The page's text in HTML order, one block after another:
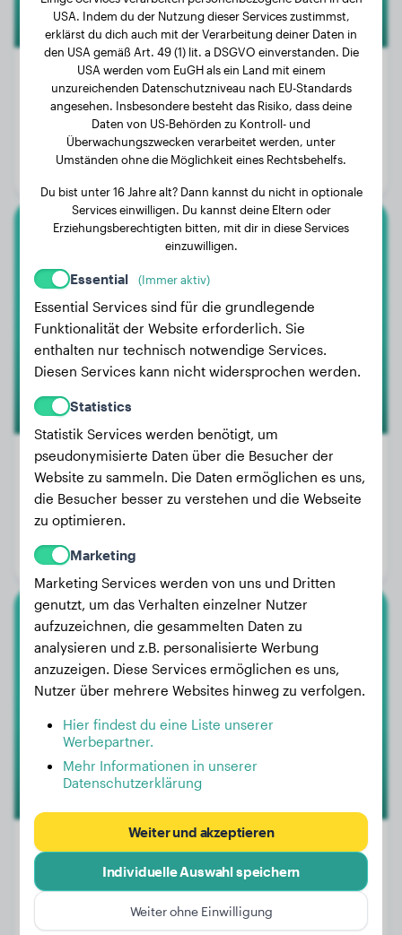
Gewicht:
Alter:
3 Jahre, 6 Monate
Golden Retriever
Kiara
Gewicht:
12 kg
Alter:
Geschlecht:
Rhodesian Ridgeback
Max
Gewicht:
19 kg
2 Jahre, 4 Monate
USA. Indem du der Nutzung dieser Services zustimmst,
erklärst du dich auch mit der Verarbeitung deiner Daten in
den USA gemäß Art. 49 (1) lit. a DSGVO einverstanden. Die
USA werden vom EuGH als ein Land mit einem
unzureichenden Datenschutzniveau nach EU-Standards
angesehen. Insbesondere besteht das Risiko, dass deine
Daten von US-Behörden zu Kontroll- und
Überwachungszwecken verarbeitet werden, unter
Umständen ohne die Möglichkeit eines Rechtsbehelfs.
Du bist unter 16 Jahre alt? Dann kannst du nicht in optionale
Services einwilligen. Du kannst deine Eltern oder
Erziehungsberechtigten bitten, mit dir in diese Services
einzuwilligen.
Essential (Immer aktiv)
Essential Services sind für die grundlegende
Funktionalität der Website erforderlich. Sie
enthalten nur technisch notwendige Services.
Diesen Services kann nicht widersprochen werden.
Statistics
Statistik Services werden benötigt, um
pseudonymisierte Daten über die Besucher der
Website zu sammeln. Die Daten ermöglichen es uns,
die Besucher besser zu verstehen und die Webseite
zu optimieren.
Marketing
Marketing Services werden von uns und Dritten
genutzt, um das Verhalten einzelner Nutzer
aufzuzeichnen, die gesammelten Daten zu
analysieren und z.B. personalisierte Werbung
anzuzeigen. Diese Services ermöglichen es uns,
Nutzer über mehrere Websites hinweg zu verfolgen.
Hier findest du eine Liste unserer
Werbepartner.
Mehr Informationen in unserer
Datenschutzerklärung
Weiter und akzeptieren
Individuelle Auswahl speichern
Weiter ohne Einwilligung